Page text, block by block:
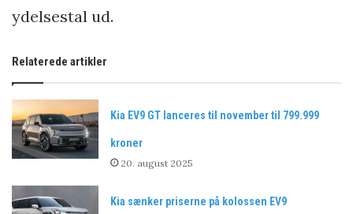
ydelsestal ud.
Relaterede artikler
Kia EV9 GT lanceres til november til 799.999
kroner
20. august 2025
Kia sænker priserne på kolossen EV9